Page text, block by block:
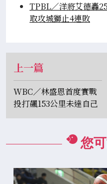
TPBL／洋將艾德轟
取攻城獅止4連敗
上一篇
WBC／林盛恩首度實戰
投打飆153公里未達自己
設定 本季旅外將挑戰
您